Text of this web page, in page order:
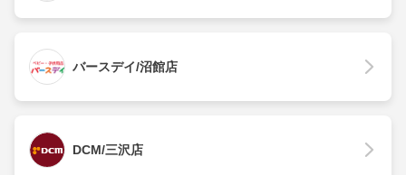
バースデイ/沼館店
DCM/三沢店